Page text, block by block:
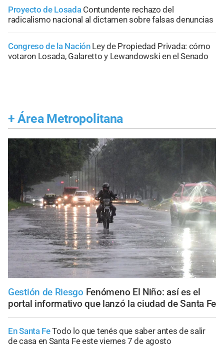
Proyecto de Losada Contundente rechazo del
radicalismo nacional al dictamen sobre falsas denuncias
Congreso de la Nación Ley de Propiedad Privada: cómo
votaron Losada, Galaretto y Lewandowski en el Senado
+ Área Metropolitana
Gestión de Riesgo Fenómeno El Niño: así es el
portal informativo que lanzó la ciudad de Santa Fe
En Santa FeTodo lo que tenés que saber antes de salir
de casa en Santa Fe este viernes 7 de agosto